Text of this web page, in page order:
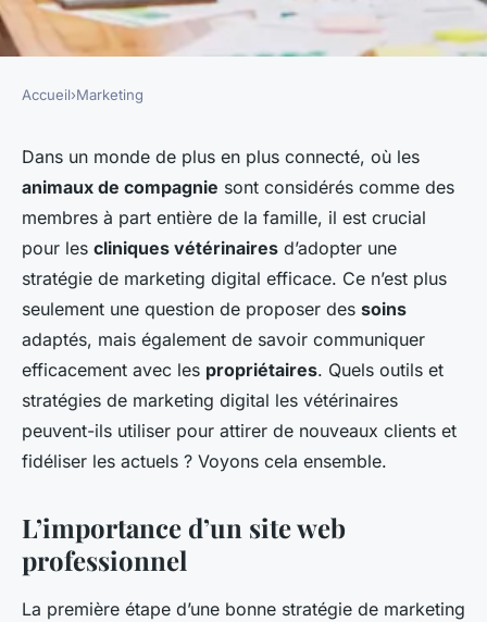
Quelle approche de marketing
digital pour une clinique
vétérinaire souhaitant élargir
sa clientèle ?
Louna•10 mars 2024•6 min de lecture
Accueil›Marketing
Dans un monde de plus en plus connecté, où les
animaux de compagnie sont considérés comme des
membres à part entière de la famille, il est crucial
pour les cliniques vétérinaires d’adopter une
stratégie de marketing digital efficace. Ce n’est plus
seulement une question de proposer des soins
adaptés, mais également de savoir communiquer
efficacement avec les propriétaires. Quels outils et
stratégies de marketing digital les vétérinaires
peuvent-ils utiliser pour attirer de nouveaux clients et
fidéliser les actuels ? Voyons cela ensemble.
L’importance d’un site web
professionnel
La première étape d’une bonne stratégie de marketing